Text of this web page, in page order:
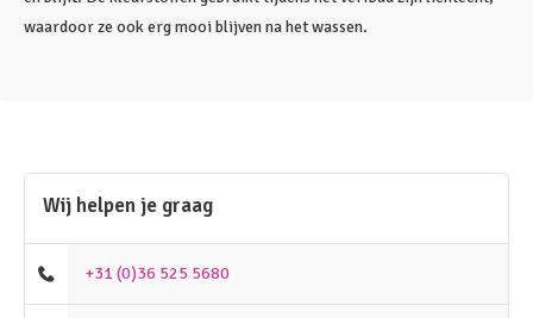
waardoor ze ook erg mooi blijven na het wassen.
Wij helpen je graag
+31 (0)36 525 5680